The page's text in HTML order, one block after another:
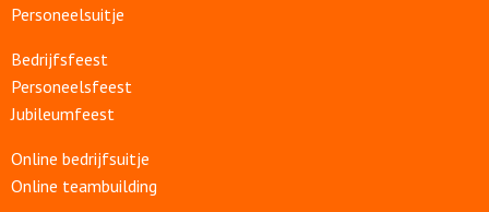
Personeelsuitje
Bedrijfsfeest
Personeelsfeest
Jubileumfeest
Online bedrijfsuitje
Online teambuilding